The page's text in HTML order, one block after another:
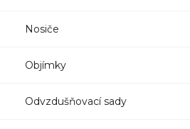
Nosiče
Objímky
Odvzdušňovací sady